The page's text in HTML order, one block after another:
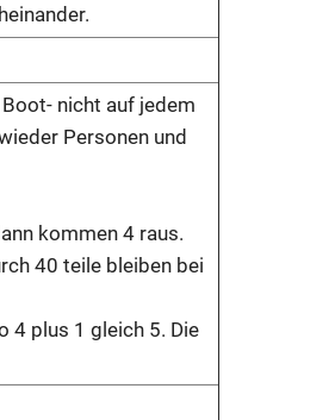
nicht auf jedem
Personen und
kommen 4 raus.
40 teile bleiben bei
4 plus 1 gleich 5. Die